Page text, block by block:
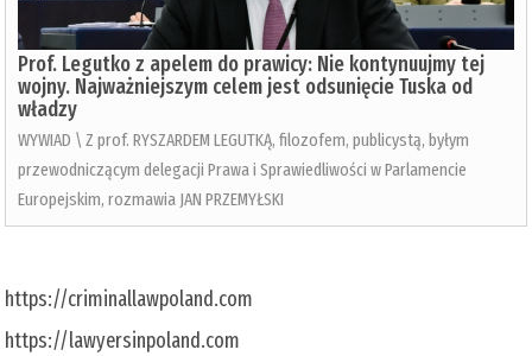
Prof. Legutko z apelem do prawicy: Nie kontynuujmy tej
wojny. Najważniejszym celem jest odsunięcie Tuska od
władzy
WYWIAD \ Z prof. RYSZARDEM LEGUTKĄ, filozofem, publicystą, byłym
przewodniczącym delegacji Prawa i Sprawiedliwości w Parlamencie
Europejskim, rozmawia JAN PRZEMYŁSKI
https://criminallawpoland.com
https://lawyersinpoland.com